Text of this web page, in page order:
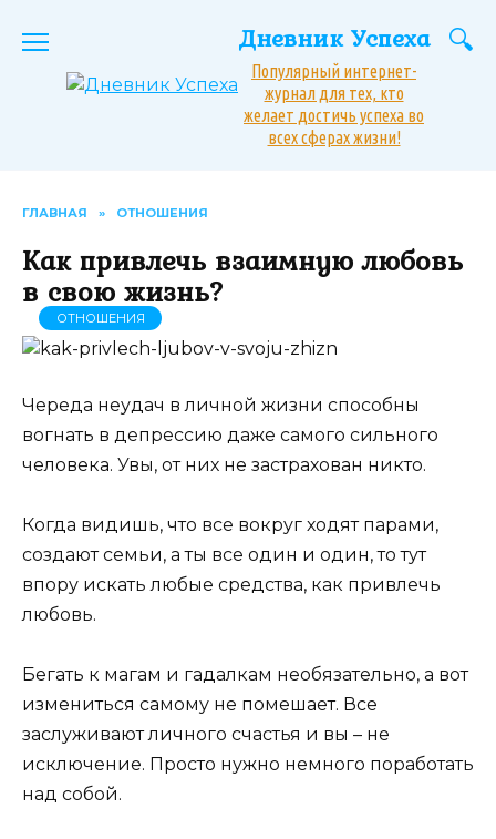
Дневник Успеха
Популярный интернет-
журнал для тех, кто
желает достичь успеха во
всех сферах жизни!
ГЛАВНАЯ » ОТНОШЕНИЯ
Как привлечь взаимную любовь
в свою жизнь?
ОТНОШЕНИЯ
Череда неудач в личной жизни способны
вогнать в депрессию даже самого сильного
человека. Увы, от них не застрахован никто.
Когда видишь, что все вокруг ходят парами,
создают семьи, а ты все один и один, то тут
впору искать любые средства, как привлечь
любовь.
Бегать к магам и гадалкам необязательно, а вот
измениться самому не помешает. Все
заслуживают личного счастья и вы – не
исключение. Просто нужно немного поработать
над собой.